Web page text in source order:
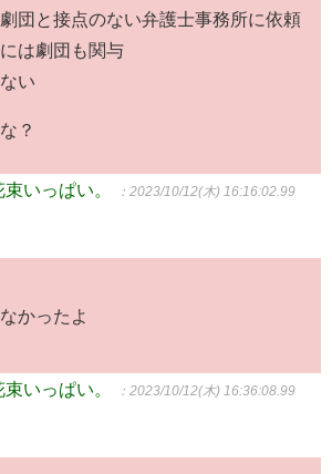
団と接点のない弁護士事務所に依頼
は劇団も関与
い
？
いっぱい。 ：2023/10/12(木) 16:16:02.99
かったよ
いっぱい。 ：2023/10/12(木) 16:36:08.99